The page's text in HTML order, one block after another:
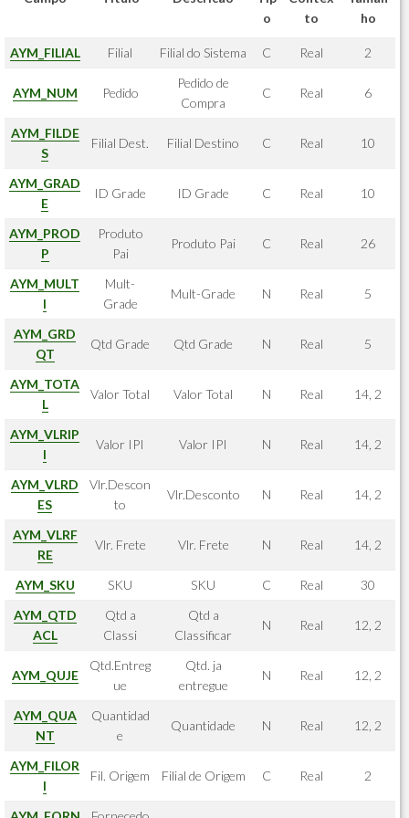
o
to
ho
AYM_FILIAL Filial Filial do Sistema C Real 2
AYM_NUM Pedido
Pedido de
Compra
C Real 6
AYM_FILDE
S
Filial Dest. Filial Destino C Real 10
AYM_GRAD
E
ID Grade ID Grade C Real 10
AYM_PROD
P
Produto
Pai
Produto Pai C Real 26
AYM_MULT
I
Mult-
Grade
Mult-Grade N Real 5
AYM_GRD
QT
Qtd Grade Qtd Grade N Real 5
AYM_TOTA
L
Valor Total Valor Total N Real 14, 2
AYM_VLRIP
I
Valor IPI Valor IPI N Real 14, 2
AYM_VLRD
ES
Vlr.Descon
to
Vlr.Desconto N Real 14, 2
AYM_VLRF
RE
Vlr. Frete Vlr. Frete N Real 14, 2
AYM_SKU SKU SKU C Real
30
AYM_QTD
ACL
Qtd a
Classi
Qtd a
Classificar
N Real 12, 2
AYM_QUJE
Qtd.Entreg
ue
Qtd. ja
entregue
N Real 12, 2
AYM_QUA
NT
Quantidad
e
Quantidade N Real 12, 2
AYM_FILOR
I
Fil. Origem Filial de Origem C Real 2